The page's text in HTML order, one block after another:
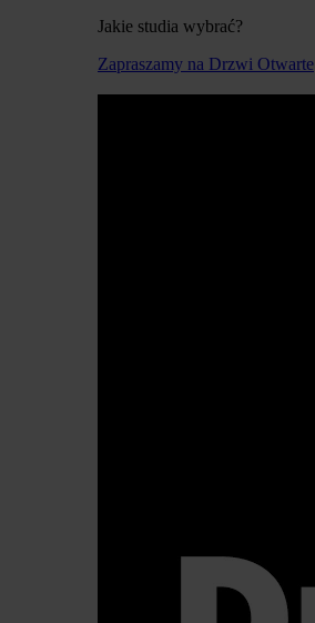
Jakie studia wybrać?
Zapraszamy na Drzwi Otwarte